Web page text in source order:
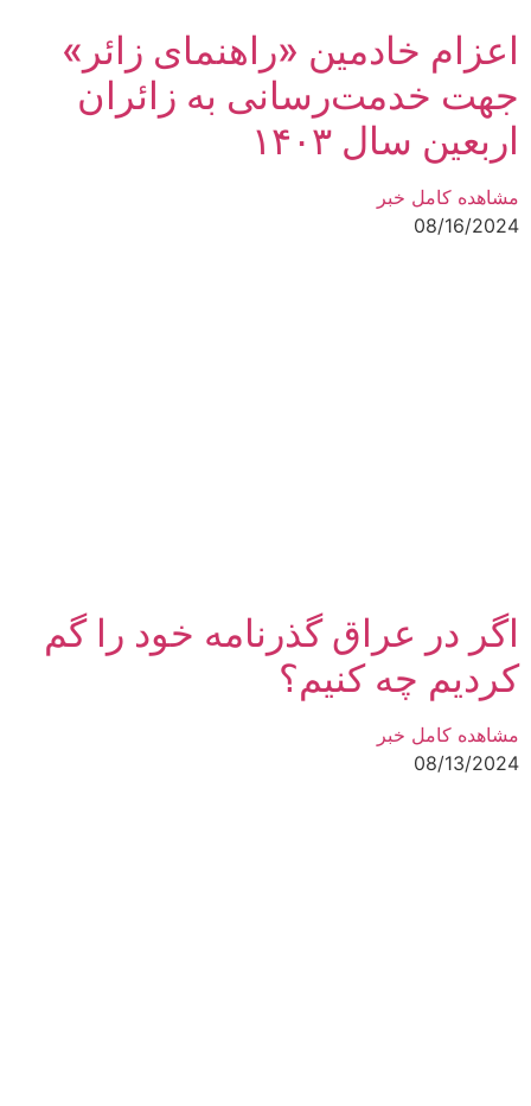
اعزام خادمین «راهنمای زائر»
جهت خدمت‌رسانی به زائران
اربعین سال ۱۴۰۳
مشاهده کامل خبر
08/16/2024
اگر در عراق گذرنامه خود را گم
کردیم چه کنیم؟
مشاهده کامل خبر
08/13/2024